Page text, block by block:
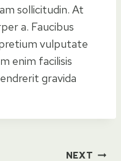
sollicitudin. At
a. Faucibus
vulputate
enim facilisis
gravida
NEXT